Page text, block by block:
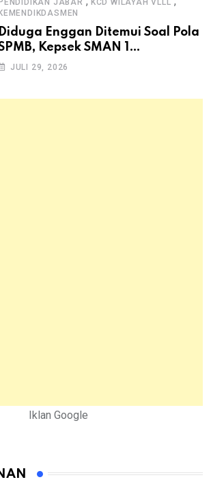
JABAR
KCD WILAYAH VLLL
Diduga Enggan Ditemui Soal Pola
Kepsek SMAN 1
Dikeluhkan Orang
JULI 29, 2026
Iklan Google